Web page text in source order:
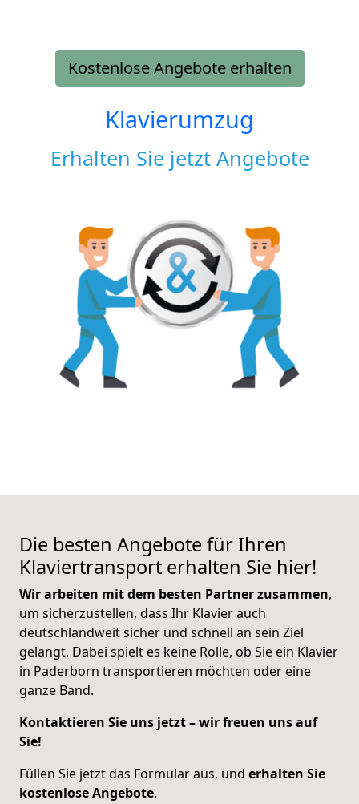
Kostenlose Angebote erhalten
Klavierumzug
Erhalten Sie jetzt Angebote
Die besten Angebote für Ihren
Klaviertransport erhalten Sie hier!
Wir arbeiten mit dem besten Partner zusammen,
um sicherzustellen, dass Ihr Klavier auch
deutschlandweit sicher und schnell an sein Ziel
gelangt. Dabei spielt es keine Rolle, ob Sie ein Klavier
in Paderborn transportieren möchten oder eine
ganze Band.
Kontaktieren Sie uns jetzt – wir freuen uns auf
Sie!
Füllen Sie jetzt das Formular aus, und erhalten Sie
kostenlose Angebote.